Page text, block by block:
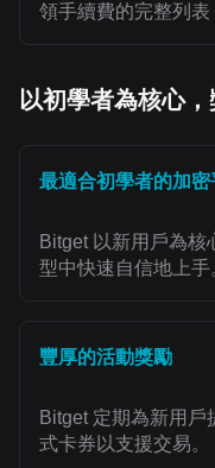
領手續費的完整列表
以初學者為核心
最適合初學者的加密
Bitget 以新用戶為
型中快速自信地上手
豐厚的活動獎勵
Bitget 定期為新用
式卡券以支援交易。